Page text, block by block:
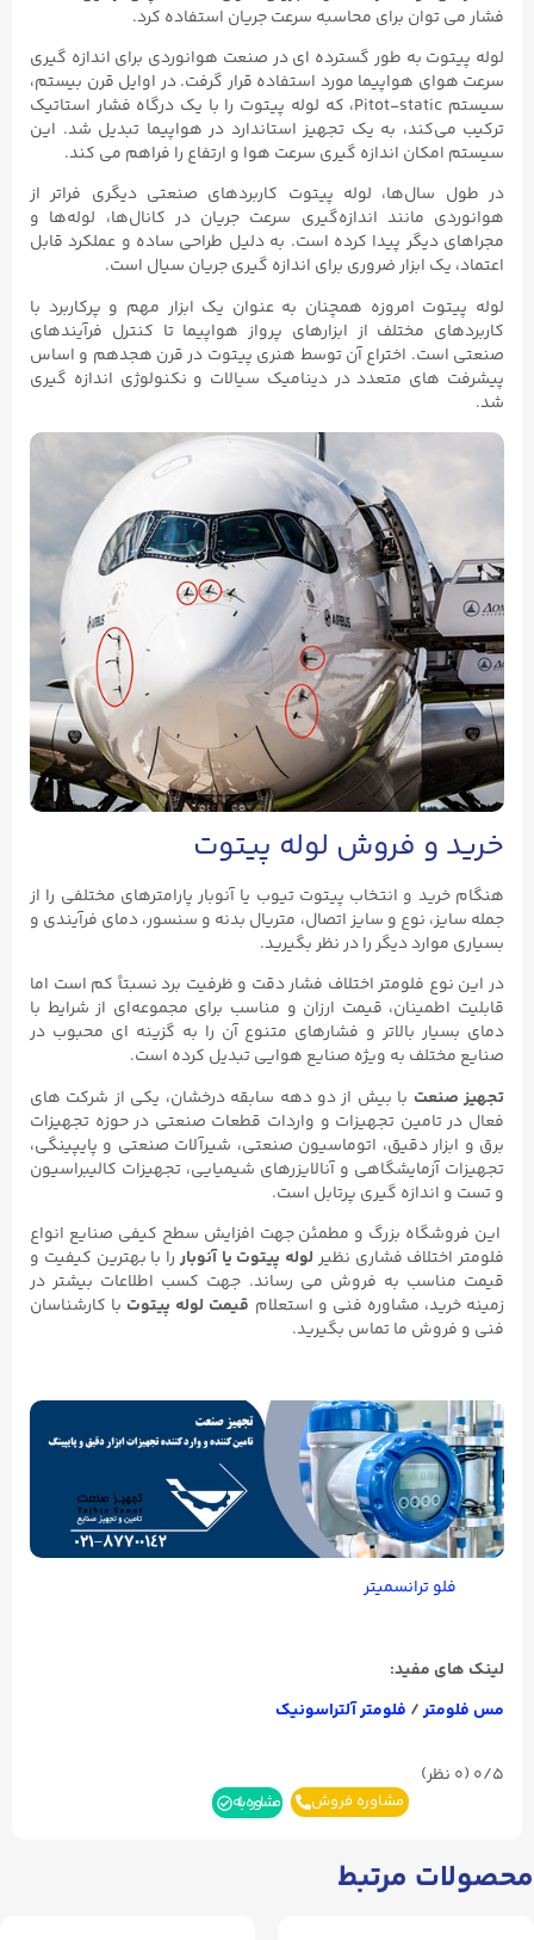
فشار می توان برای محاسبه سرعت جریان استفاده کرد.
لوله پیتوت به طور گسترده ای در صنعت هوانوردی برای اندازه گیری
سرعت هوای هواپیما مورد استفاده قرار گرفت. در اوایل قرن بیستم،
سیستم Pitot-static، که لوله پیتوت را با یک درگاه فشار استاتیک
ترکیب می‌کند، به یک تجهیز استاندارد در هواپیما تبدیل شد. این
سیستم امکان اندازه گیری سرعت هوا و ارتفاع را فراهم می کند.
در طول سال‌ها، لوله پیتوت کاربردهای صنعتی دیگری فراتر از
هوانوردی مانند اندازه‌گیری سرعت جریان در کانال‌ها، لوله‌ها و
مجراهای دیگر پیدا کرده است. به دلیل طراحی ساده و عملکرد قابل
اعتماد، یک ابزار ضروری برای اندازه گیری جریان سیال است.
لوله پیتوت امروزه همچنان به عنوان یک ابزار مهم و پرکاربرد با
کاربردهای مختلف از ابزارهای پرواز هواپیما تا کنترل فرآیندهای
صنعتی است. اختراع آن توسط هنری پیتوت در قرن هجدهم و اساس
پیشرفت های متعدد در دینامیک سیالات و نکنولوژی اندازه گیری
شد.
خرید و فروش لوله پیتوت
هنگام خرید و انتخاب پیتوت تیوب یا آنوبار پارامترهای مختلفی را از
جمله سایز، نوع و سایز اتصال، متریال بدنه و سنسور، دمای فرآیندی و
بسیاری موارد دیگر را در نظر بگیرید.
در این نوع فلومتر اختلاف فشار دقت و ظرفیت برد نسبتاً کم است اما
قابلیت اطمینان، قیمت ارزان و مناسب برای مجموعه‌ای از شرایط با
دمای بسیار بالاتر و فشارهای متنوع آن را به گزینه ای محبوب در
صنایع مختلف به ویژه صنایع هوایی تبدیل کرده است.
تجهیز صنعت با بیش از دو دهه سابقه درخشان، یکی از شرکت های
فعال در تامین تجهیزات و واردات قطعات صنعتی در حوزه تجهیزات
برق و ابزار دقیق، اتوماسیون صنعتی، شیرآلات صنعتی و پایپینگی،
تجهیزات آزمایشگاهی و آنالایزرهای شیمیایی، تجهیزات کالیبراسیون
و تست و اندازه گیری پرتابل است.
این فروشگاه بزرگ و مطمئن جهت افزایش سطح کیفی صنایع انواع
فلومتر اختلاف فشاری نظیر لوله پیتوت یا آنوبار را با بهترین کیفیت و
قیمت مناسب به فروش می رساند. جهت کسب اطلاعات بیشتر در
زمینه خرید، مشاوره فنی و استعلام قیمت لوله پیتوت با کارشناسان
فنی و فروش ما تماس بگیرید.
فلو ترانسميتر
لینک های مفید:
مس فلومتر/ فلومتر آلتراسونیک
0/5 (۰ نظر)
مشاوره فروش مشاوره بله
محصولات مرتبط